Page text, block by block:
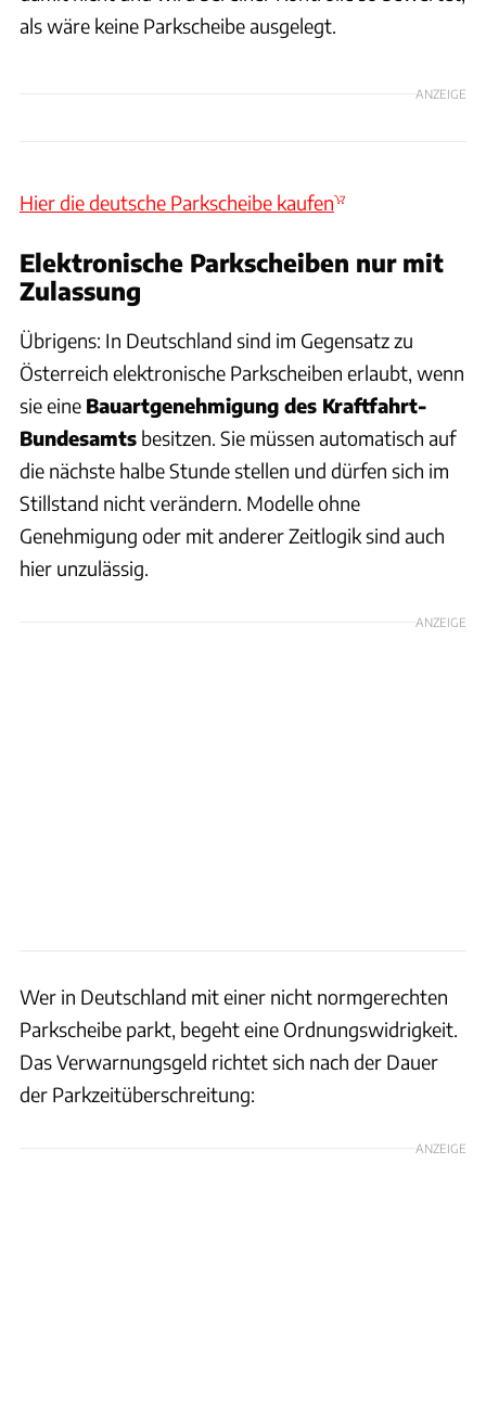
als wäre keine Parkscheibe ausgelegt.
ANZEIGE
Hier die deutsche Parkscheibe kaufen
Elektronische Parkscheiben nur mit
Zulassung
Übrigens: In Deutschland sind im Gegensatz zu
Österreich elektronische Parkscheiben erlaubt, wenn
sie eine Bauartgenehmigung des Kraftfahrt-
Bundesamts besitzen. Sie müssen automatisch auf
die nächste halbe Stunde stellen und dürfen sich im
Stillstand nicht verändern. Modelle ohne
Genehmigung oder mit anderer Zeitlogik sind auch
hier unzulässig.
ANZEIGE
Wer in Deutschland mit einer nicht normgerechten
Parkscheibe parkt, begeht eine Ordnungswidrigkeit.
Das Verwarnungsgeld richtet sich nach der Dauer
der Parkzeitüberschreitung:
ANZEIGE